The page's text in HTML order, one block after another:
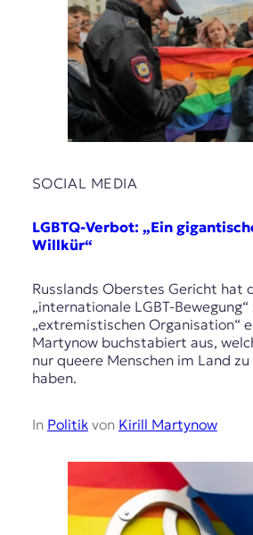
SOCIAL MEDIA
LGBTQ-Verbot: „Ein
Willkür“
Russlands Oberstes Gericht hat
„internationale LGBT-Bewegung“
„extremistischen Organisation“
Martynow buchstabiert aus,
nur queere Menschen im Land
haben.
In Politikvon Kirill Martynow